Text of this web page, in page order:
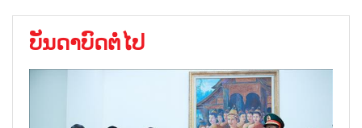
ບັນດາບົດຕໍ່ໄປ